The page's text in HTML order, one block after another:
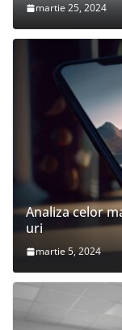
martie 25, 2024
Analiza celor
uri
martie 5, 2024